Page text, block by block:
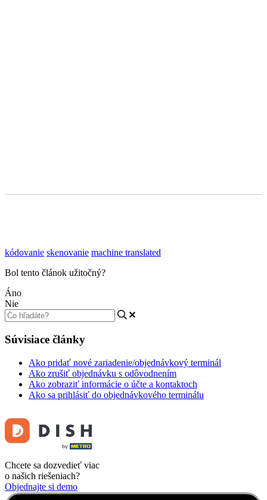
kódovanie skenovanie machine translated
Bol tento článok užitočný?
Áno
Nie
Súvisiace články
Ako pridať nové zariadenie/objednávkový terminál
Ako zrušiť objednávku s odôvodnením
Ako zobraziť informácie o účte a kontaktoch
Ako sa prihlásiť do objednávkového terminálu
Chcete sa dozvedieť viac
o našich riešeniach?
Objednajte si demo